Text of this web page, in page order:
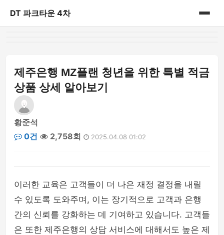
DT 파크타운 4차
제주은행 MZ플랜 청년을 위한 특별 적금
상품 상세 알아보기
황준석
0건
2,758회 2025.04.08 01:02
이러한 교육은 고객들이 더 나은 재정 결정을 내릴
수 있도록 도와주며, 이는 장기적으로 고객과 은행
간의 신뢰를 강화하는 데 기여하고 있습니다. 고객들
은 또한 제주은행의 상담 서비스에 대해서도 높은 제